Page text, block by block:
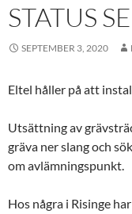
STATUS
SEPTEMBER 3, 2020
Eltel håller på att
Utsättning av
gräva ner slang och
om avlämningspunkt.
Hos några i Risinge